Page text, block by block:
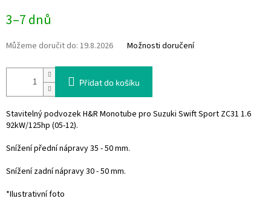
cena:
3–7 dnů
Můžeme doručit do: 19.8.2026 Možnosti doručení
Přidat do košíku
Stavitelný podvozek H&R Monotube pro Suzuki Swift Sport ZC31 1.6
92kW/125hp (05-12).
Snížení přední nápravy 35 - 50 mm.
Snížení zadní nápravy 30 - 50 mm.
*Ilustrativní foto